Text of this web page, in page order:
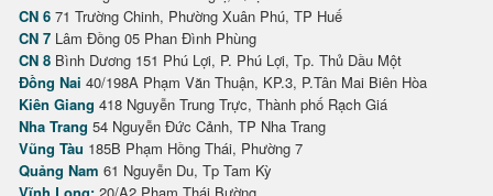
CN 6 71 Trường Chinh, Phường Xuân Phú, TP Huế
CN 7 Lâm Đồng 05 Phan Đình Phùng
CN 8 Bình Dương 151 Phú Lợi, P. Phú Lợi, Tp. Thủ Dầu Một
Đồng Nai 40/198A Phạm Văn Thuận, KP.3, P.Tân Mai Biên Hòa
Kiên Giang 418 Nguyễn Trung Trực, Thành phố Rạch Giá
Nha Trang 54 Nguyễn Đức Cảnh, TP Nha Trang
Vũng Tàu 185B Phạm Hồng Thái, Phường 7
Quảng Nam 61 Nguyễn Du, Tp Tam Kỳ